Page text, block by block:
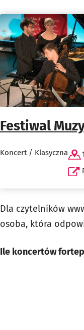
Festiwal
Koncert / Klasyczna
Dla czytelników
osoba, która
Ile koncertów